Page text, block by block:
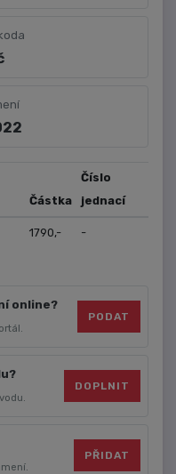
Částka
Číslo
jednací
1790,- -
online?
PODAT
DOPLNIT
PŘIDAT